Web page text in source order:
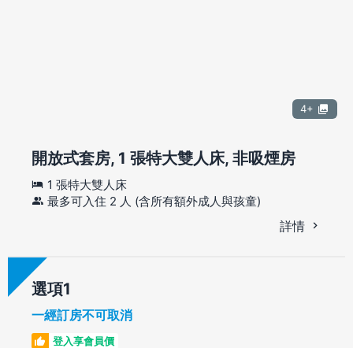
4+
開放式套房, 1 張特大雙人床, 非吸煙房
1 張特大雙人床
最多可入住 2 人 (含所有額外成人與孩童)
詳情
選項
一經訂房不可取消
登入享會員價